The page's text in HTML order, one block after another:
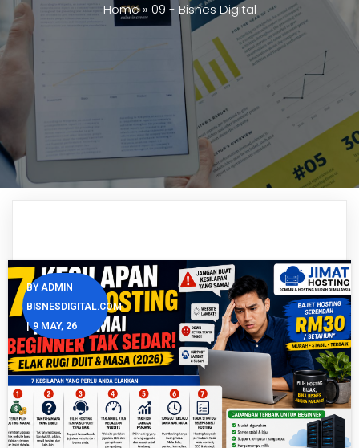
Home» 09 - Bisnes Digital
BYADMIN
BISNESDIGITAL.COM
| 9 MAY, 26